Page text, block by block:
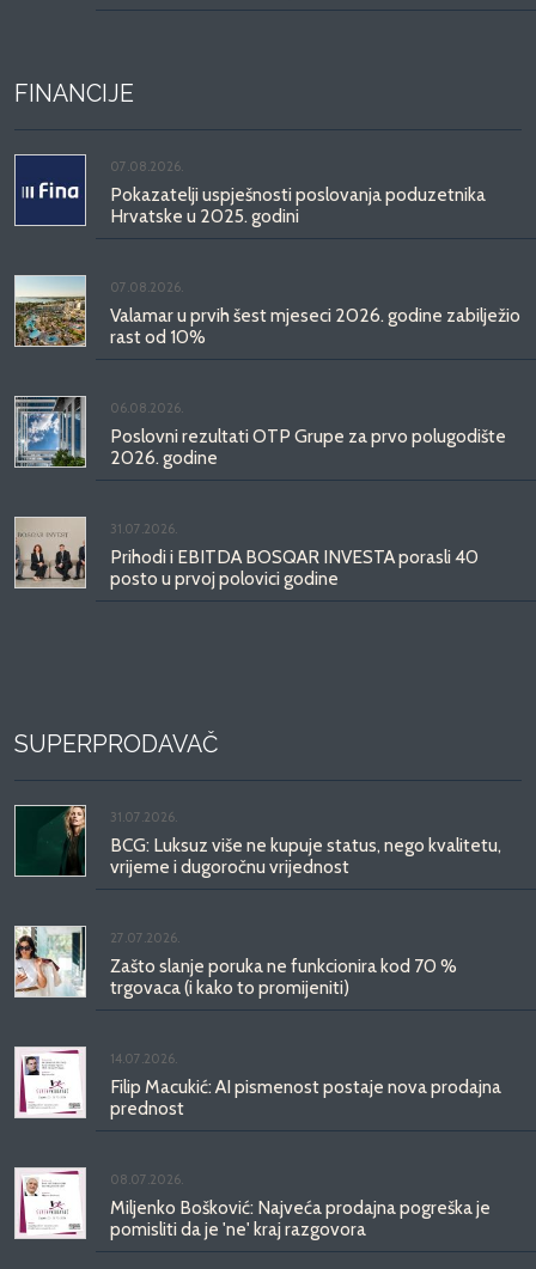
FINANCIJE
07.08.2026.
Pokazatelji uspješnosti poslovanja poduzetnika
Hrvatske u 2025. godini
07.08.2026.
Valamar u prvih šest mjeseci 2026. godine zabilježio
rast od 10%
06.08.2026.
Poslovni rezultati OTP Grupe za prvo polugodište
2026. godine
31.07.2026.
Prihodi i EBITDA BOSQAR INVESTA porasli 40
posto u prvoj polovici godine
SUPERPRODAVAČ
31.07.2026.
BCG: Luksuz više ne kupuje status, nego kvalitetu,
vrijeme i dugoročnu vrijednost
27.07.2026.
Zašto slanje poruka ne funkcionira kod 70 %
trgovaca (i kako to promijeniti)
14.07.2026.
Filip Macukić: AI pismenost postaje nova prodajna
prednost
08.07.2026.
Miljenko Bošković: Najveća prodajna pogreška je
pomisliti da je 'ne' kraj razgovora